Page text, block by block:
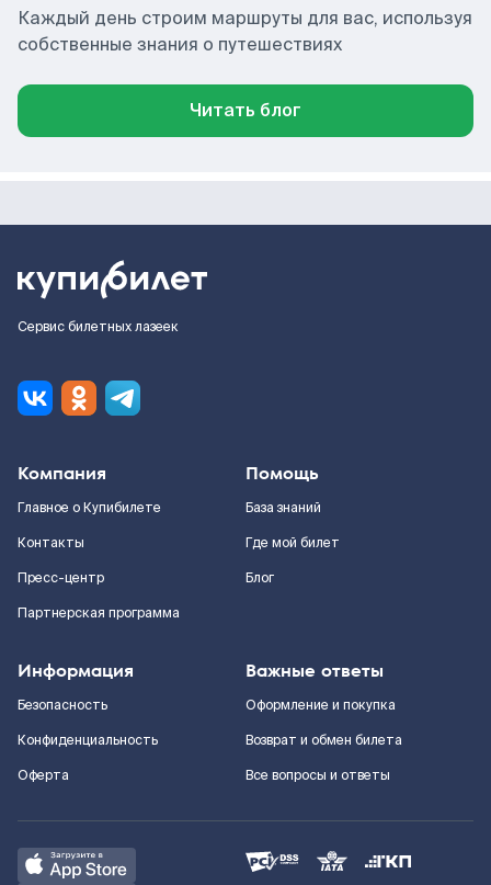
Каждый день строим маршруты для вас, используя
собственные знания о путешествиях
Читать блог
Сервис билетных лазеек
Компания
Главное о Купибилете
Контакты
Пресс-центр
Партнерская программа
Помощь
База знаний
Где мой билет
Блог
Информация
Безопасность
Конфиденциальность
Оферта
Важные ответы
Оформление и покупка
Возврат и обмен билета
Все вопросы и ответы